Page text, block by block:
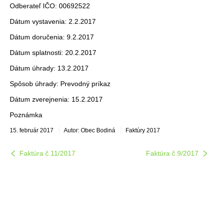
Odberateľ IČO: 00692522
Dátum vystavenia: 2.2.2017
Dátum doručenia: 9.2.2017
Dátum splatnosti: 20.2.2017
Dátum úhrady: 13.2.2017
Spôsob úhrady: Prevodný príkaz
Dátum zverejnenia: 15.2.2017
Poznámka
15. február 2017 Autor: Obec Bodiná Faktúry 2017
Faktúra č.11/2017 Faktúra č.9/2017